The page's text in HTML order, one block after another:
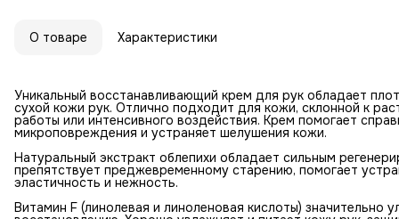
О товаре Характеристики
Уникальный восстанавливающий крем для рук обладает
сухой кожи рук. Отлично подходит для кожи, склонной к
работы или интенсивного воздействия. Крем помогает
микроповреждения и устраняет шелушения кожи.
Натуральный экстракт облепихи обладает сильным
препятствует преджевременному старению, помогает
эластичность и нежность.
Витамин F (линолевая и линоленовая кислоты)